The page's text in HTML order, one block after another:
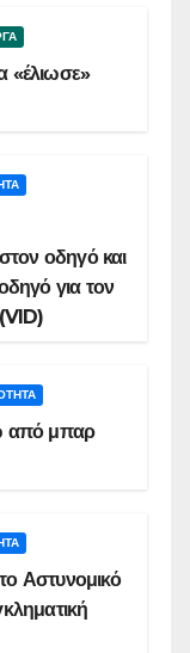
«έλιωσε»
οδηγό και
για τον
από μπαρ
Αστυνομικό